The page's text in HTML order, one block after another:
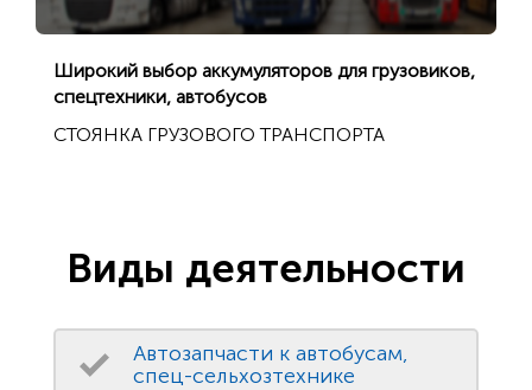
Широкий выбор аккумуляторов для грузовиков,
спецтехники, автобусов
СТОЯНКА ГРУЗОВОГО ТРАНСПОРТА
Виды деятельности
Автозапчасти к автобусам,
спец-сельхозтехнике